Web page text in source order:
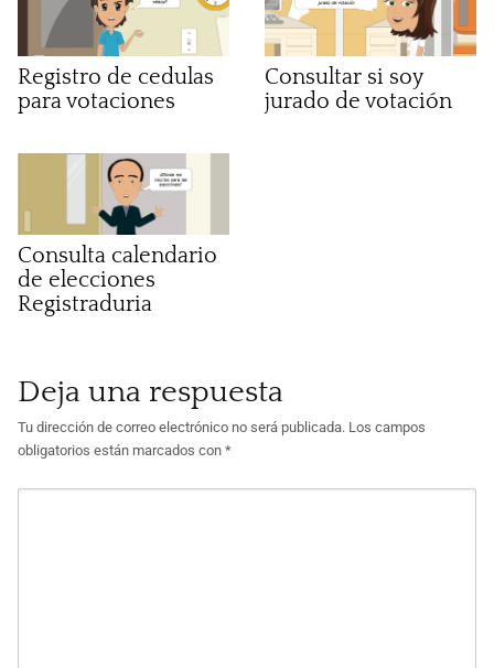
Registro de cedulas
para votaciones
Consultar si soy
jurado de votación
Consulta calendario
de elecciones
Registraduria
Deja una respuesta
Tu dirección de correo electrónico no será publicada. Los campos
obligatorios están marcados con *